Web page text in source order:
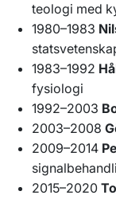
teologi med
1980–1983
1983–1992
fysiologi
1992–2003
2003–2008
2009–2014
2015–2020